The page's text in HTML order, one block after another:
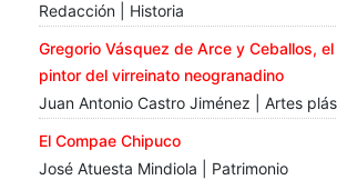
Redacción | Historia
Gregorio Vásquez de Arce y Ceballos,
pintor del virreinato neogranadino
Juan Antonio Castro Jiménez | Artes
El Compae Chipuco
José Atuesta Mindiola | Patrimonio